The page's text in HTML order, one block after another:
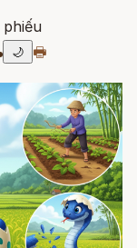
phiếu
🌙 🖶